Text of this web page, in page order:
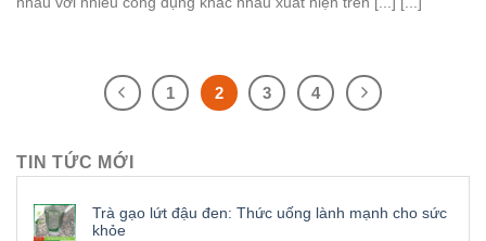
1 2 3 4
TIN TỨC MỚI
Trà gạo lứt đậu đen: Thức uống lành mạnh cho sức
khỏe